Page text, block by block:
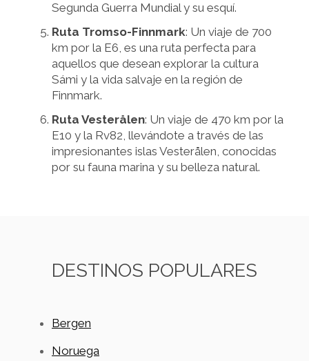
Segunda Guerra Mundial y su esquí.
Ruta Tromso-Finnmark: Un viaje de 700
km por la E6, es una ruta perfecta para
aquellos que desean explorar la cultura
Sámi y la vida salvaje en la región de
Finnmark.
Ruta Vesterålen: Un viaje de 470 km por la
E10 y la Rv82, llevándote a través de las
impresionantes islas Vesterålen, conocidas
por su fauna marina y su belleza natural.
DESTINOS POPULARES
Bergen
Noruega